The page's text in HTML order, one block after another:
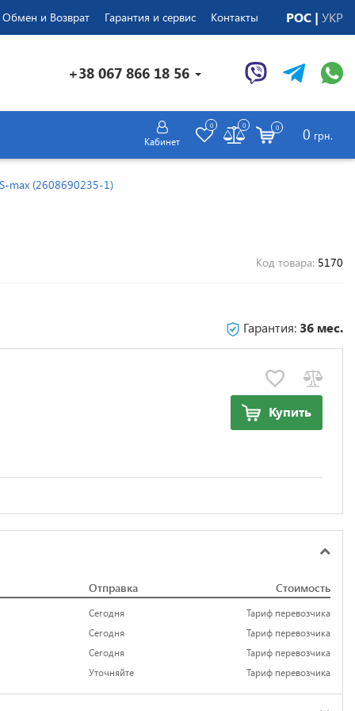
Обмен и Возврат Гарантия и сервис Контакты РОС УКР
+38 067 866 18 56
Кабинет
0 0 0 0 грн.
max (2608690235-1)
Код товара: 5170
Гарантия: 36 мес.
Купить
Отправка Стоимость
Сегодня
Тариф перевозчика
Сегодня
Тариф перевозчика
Сегодня
Тариф перевозчика
Уточняйте Тариф перевозчика